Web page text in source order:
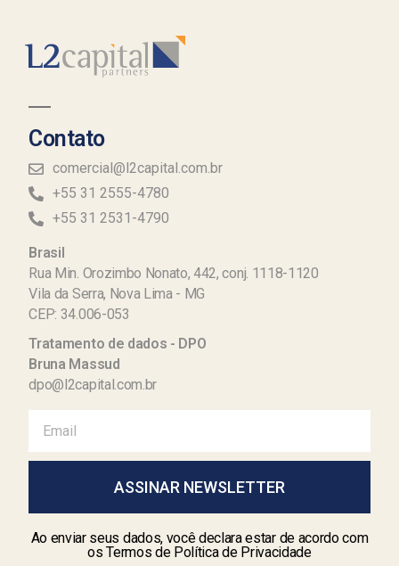
Contato
comercial@l2capital.com.br
+55 31 2555-4780
+55 31 2531-4790
Brasil
Rua Min. Orozimbo Nonato, 442, conj. 1118-1120
Vila da Serra, Nova Lima - MG
CEP: 34.006-053
Tratamento de dados - DPO
Bruna Massud
dpo@l2capital.com.br
ASSINAR NEWSLETTER
Ao enviar seus dados, você declara estar de acordo com
os Termos de Política de Privacidade